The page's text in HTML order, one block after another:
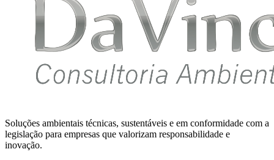
Soluções ambientais técnicas, sustentáveis e em conformidade com a
legislação para empresas que valorizam responsabilidade e
inovação.